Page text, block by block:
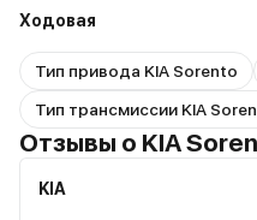
Ходовая
Тип привода KIA Sorento
Тип трансмиссии KIA
Отзывы о KIA
KIA